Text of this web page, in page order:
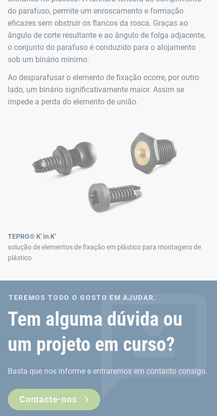
do parafuso, permite um enroscamento e formação
eficazes sem obstruir os flancos da rosca. Graças ao
ângulo de corte resultante e ao ângulo de folga adjacente,
o conjunto do parafuso é conduzido para o alojamento
sob um binário mínimo.
Ao desparafusar o elemento de fixação ocorre, por outro
lado, um binário significativamente maior. Assim se
impede a perda do elemento de união.
TEPRO® K' in K'
solução de elementos de fixação em plástico para montagens de
plástico
TEREMOS TODO O GOSTO EM AJUDAR.
Tem alguma dúvida ou
um projeto em curso?
Basta que nos informe e entraremos em contacto consigo.
Contacte-nos